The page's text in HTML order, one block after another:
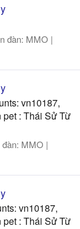
đàn: MMO |
vn10187,
pet : Thái Sử Từ
MMO |
vn10187,
pet : Thái Sử Từ